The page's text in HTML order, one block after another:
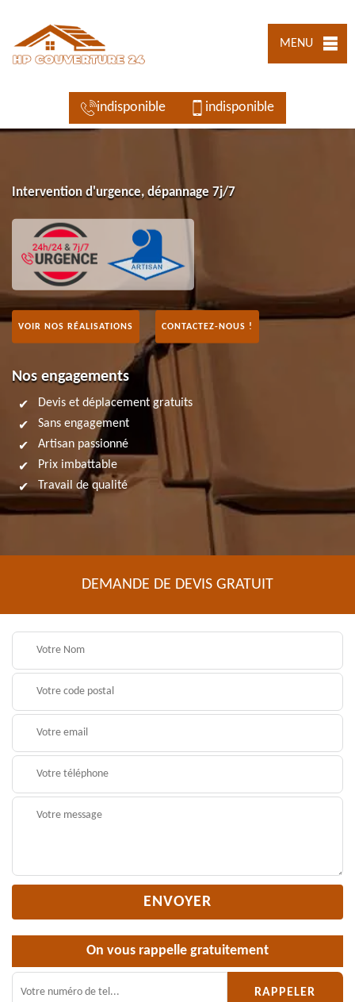
MENU
indisponible indisponible
Intervention d'urgence, dépannage 7j/7
VOIR NOS RÉALISATIONS CONTACTEZ-NOUS !
Nos engagements
Devis et déplacement gratuits
Sans engagement
Artisan passionné
Prix imbattable
Travail de qualité
DEMANDE DE DEVIS GRATUIT
On vous rappelle gratuitement